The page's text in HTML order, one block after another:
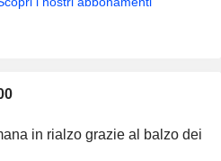
in rialzo grazie al balzo dei